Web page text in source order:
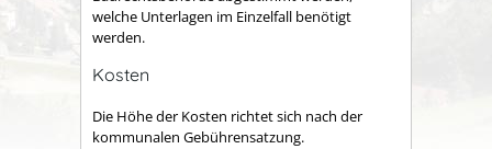
welche Unterlagen im Einzelfall benötigt
werden.
Kosten
Die Höhe der Kosten richtet sich nach der
kommunalen Gebührensatzung.